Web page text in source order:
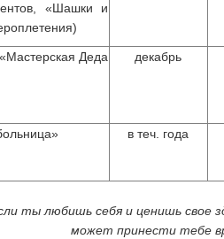
«Шашки и
Деда
декабрь
в теч. года
ты любишь себя и ценишь свое
может принести тебе